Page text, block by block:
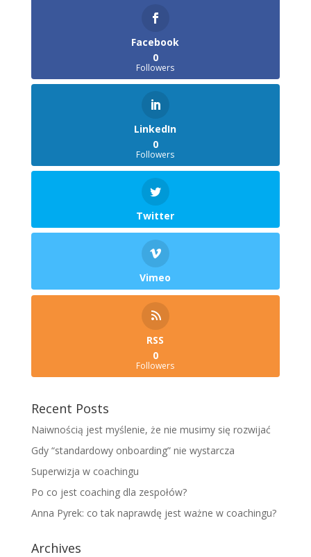
Facebook
0
Followers
LinkedIn
0
Followers
Twitter
Vimeo
RSS
0
Followers
Recent Posts
Naiwnością jest myślenie, że nie musimy się rozwijać
Gdy “standardowy onboarding” nie wystarcza
Superwizja w coachingu
Po co jest coaching dla zespołów?
Anna Pyrek: co tak naprawdę jest ważne w coachingu?
Archives